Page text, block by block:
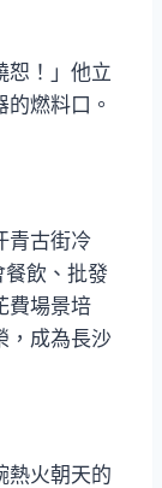
恕！」他立
燃料口。
青古街冷
飲、批發
費場景培
，成為長沙
熱火朝天的